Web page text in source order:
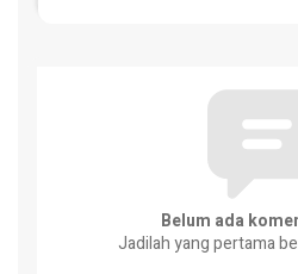
Belum ada
Jadilah yang pertama